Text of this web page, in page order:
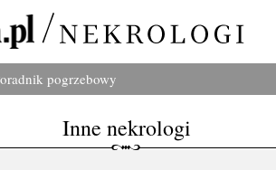
pogrzebowy
Inne nekrologi